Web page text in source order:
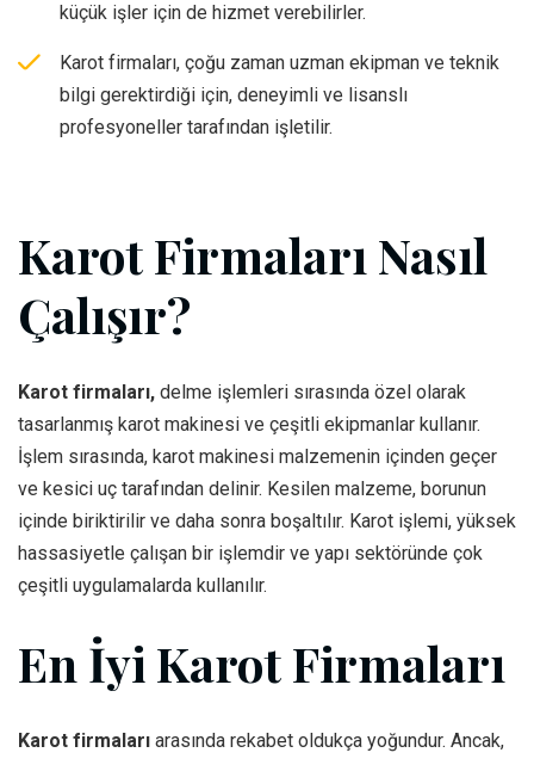
küçük işler için de hizmet verebilirler.
Karot firmaları, çoğu zaman uzman ekipman ve teknik
bilgi gerektirdiği için, deneyimli ve lisanslı
profesyoneller tarafından işletilir.
Karot Firmaları Nasıl
Çalışır?
Karot firmaları, delme işlemleri sırasında özel olarak
tasarlanmış karot makinesi ve çeşitli ekipmanlar kullanır.
İşlem sırasında, karot makinesi malzemenin içinden geçer
ve kesici uç tarafından delinir. Kesilen malzeme, borunun
içinde biriktirilir ve daha sonra boşaltılır. Karot işlemi, yüksek
hassasiyetle çalışan bir işlemdir ve yapı sektöründe çok
çeşitli uygulamalarda kullanılır.
En İyi Karot Firmaları
Karot firmaları arasında rekabet oldukça yoğundur. Ancak,